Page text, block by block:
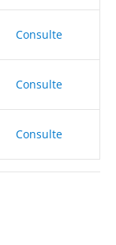
Consulte
Consulte
Consulte